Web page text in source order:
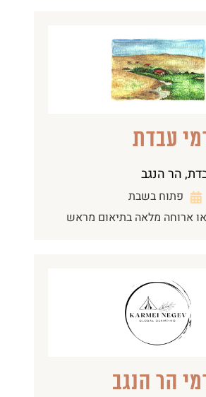
עבדת
הר הנגב
פתוח בשבת
או ארוחה מלאה בתיאום מראש
הר הנגב